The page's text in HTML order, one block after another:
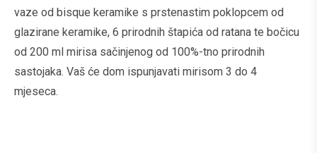
vaze od bisque keramike s prstenastim poklopcem od
glazirane keramike, 6 prirodnih štapića od ratana te bočicu
od 200 ml mirisa sačinjenog od 100%-tno prirodnih
sastojaka. Vaš će dom ispunjavati mirisom 3 do 4
mjeseca.